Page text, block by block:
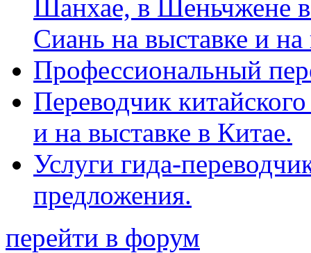
Шанхае, в Шеньчжене
Сиань на выставке и
Профессиональный
Переводчик
и на выставке в Китае.
Услуги гида-
предложения.
перейти в форум